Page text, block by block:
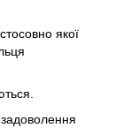
якої